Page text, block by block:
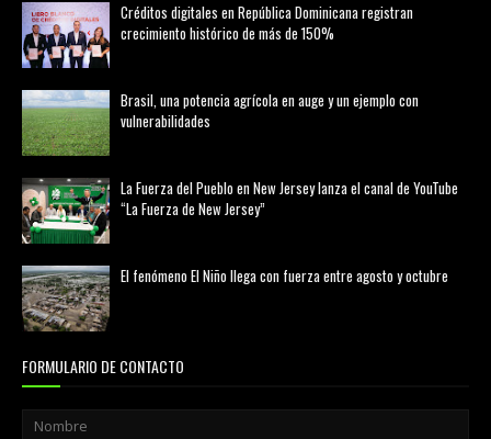
Créditos digitales en República Dominicana registran
crecimiento histórico de más de 150%
Brasil, una potencia agrícola en auge y un ejemplo con
vulnerabilidades
La Fuerza del Pueblo en New Jersey lanza el canal de YouTube
“La Fuerza de New Jersey”
El fenómeno El Niño llega con fuerza entre agosto y octubre
FORMULARIO DE CONTACTO